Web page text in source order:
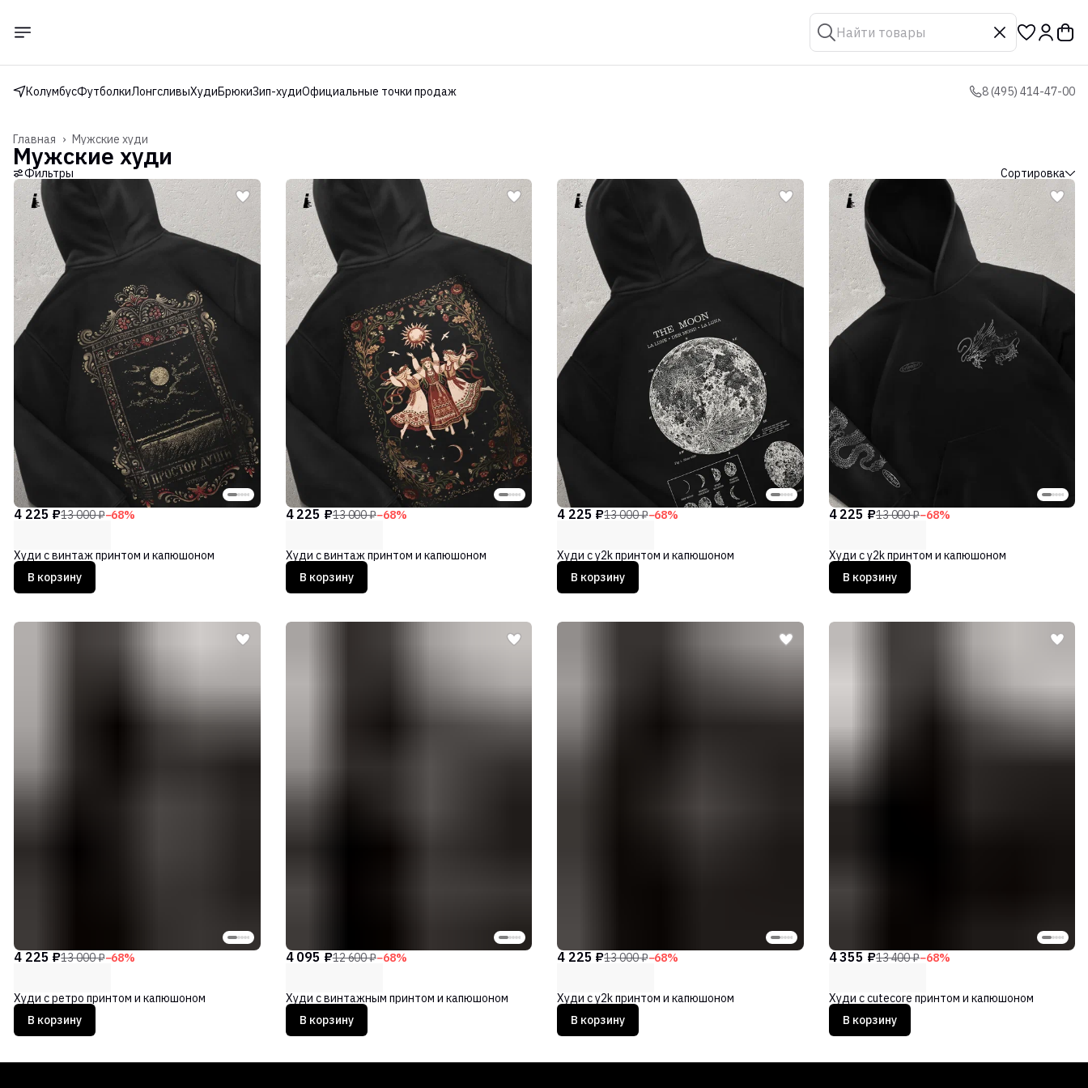
КолумбусФутболкиЛонгсливыХудиБрюкиЗип-худиОфициальные точки продаж 8 (495) 414-47-00
Мужские худи
Главная ›
Мужские худи
Фильтры Сортировка
4 225 ₽13 000 ₽−68%
Худи с винтаж принтом и капюшоном
В корзину
4 225 ₽13 000 ₽−68%
Худи с винтаж принтом и капюшоном
В корзину
4 225 ₽13 000 ₽−68%
Худи с y2k принтом и капюшоном
В корзину
4 225 ₽13 000 ₽−68%
Худи с y2k принтом и капюшоном
В корзину
4 225 ₽13 000 ₽−68%
Худи с ретро принтом и капюшоном
В корзину
4 095 ₽12 600 ₽−68%
Худи с винтажным принтом и капюшоном
В корзину
4 225 ₽13 000 ₽−68%
Худи с y2k принтом и капюшоном
В корзину
4 355 ₽13 400 ₽−68%
Худи с cutecore принтом и капюшоном
В корзину